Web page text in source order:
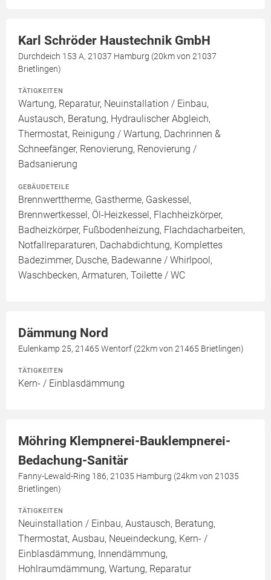
Karl Schröder Haustechnik GmbH
Durchdeich 153 A, 21037 Hamburg (20km von 21037
Brietlingen)
TÄTIGKEITEN
Wartung, Reparatur, Neuinstallation / Einbau,
Austausch, Beratung, Hydraulischer Abgleich,
Thermostat, Reinigung / Wartung, Dachrinnen &
Schneefänger, Renovierung, Renovierung /
Badsanierung
GEBÄUDETEILE
Brennwerttherme, Gastherme, Gaskessel,
Brennwertkessel, Öl-Heizkessel, Flachheizkörper,
Badheizkörper, Fußbodenheizung, Flachdacharbeiten,
Notfallreparaturen, Dachabdichtung, Komplettes
Badezimmer, Dusche, Badewanne / Whirlpool,
Waschbecken, Armaturen, Toilette / WC
Dämmung Nord
Eulenkamp 25, 21465 Wentorf (22km von 21465 Brietlingen)
TÄTIGKEITEN
Kern- / Einblasdämmung
Möhring Klempnerei-Bauklempnerei-
Bedachung-Sanitär
Fanny-Lewald-Ring 186, 21035 Hamburg (24km von 21035
Brietlingen)
TÄTIGKEITEN
Neuinstallation / Einbau, Austausch, Beratung,
Thermostat, Ausbau, Neueindeckung, Kern- /
Einblasdämmung, Innendämmung,
Hohlraumdämmung, Wartung, Reparatur